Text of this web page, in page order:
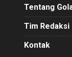
Tentang
Tim Redaksi
Kontak